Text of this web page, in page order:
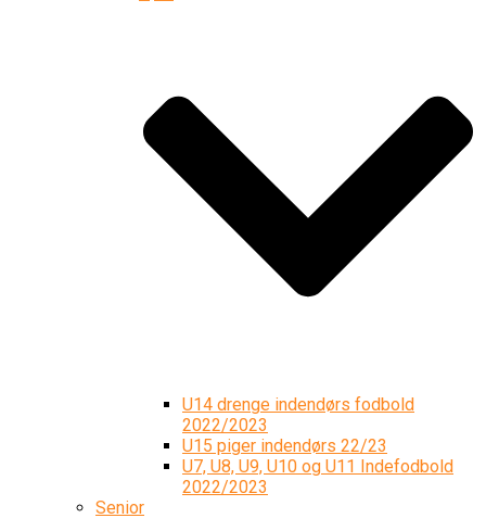
U14 drenge indendørs fodbold
2022/2023
U15 piger indendørs 22/23
U7, U8, U9, U10 og U11 Indefodbold
2022/2023
Senior